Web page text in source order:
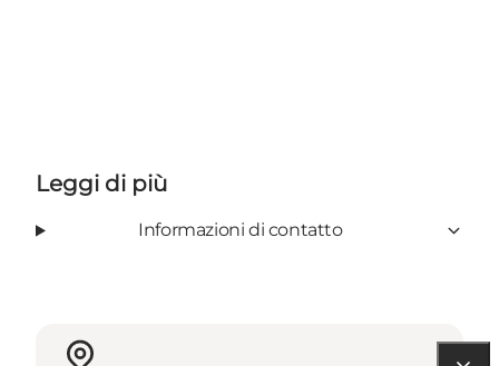
Leggi di più
Informazioni di contatto